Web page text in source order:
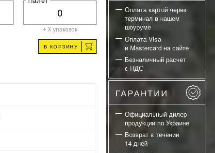
+ X упаковок
В КОРЗИНУ
Оплата картой через
терминал в нашем
шоуруме
Оплата Visa
и Mastercard на сайте
Безналичный расчет
с НДС
ГАРАНТИИ
Официальный дилер
продукции по Украине
Возврат в течении
14 дней